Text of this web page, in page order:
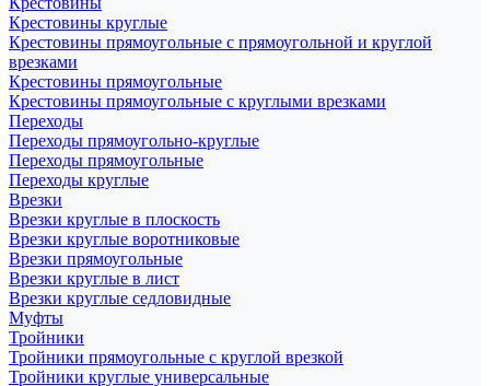
Крестовины круглые
Крестовины прямоугольные с прямоугольной и круглой
врезками
Крестовины прямоугольные
Крестовины прямоугольные с круглыми врезками
Переходы
Переходы прямоугольно-круглые
Переходы прямоугольные
Переходы круглые
Врезки
Врезки круглые в плоскость
Врезки круглые воротниковые
Врезки прямоугольные
Врезки круглые в лист
Врезки круглые седловидные
Муфты
Тройники
Тройники прямоугольные с круглой врезкой
Тройники круглые универсальные